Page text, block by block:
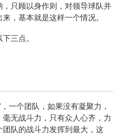
只顾以身作则，对领导球队并
，基本就是这样一个情况。
三点。
一个团队，如果没有凝聚力，
无战斗力，只有众人心齐，力
队的战斗力发挥到最大，这